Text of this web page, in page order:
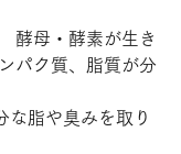
酵母・酵素が生き
パク質、脂質が分
な脂や臭みを取り